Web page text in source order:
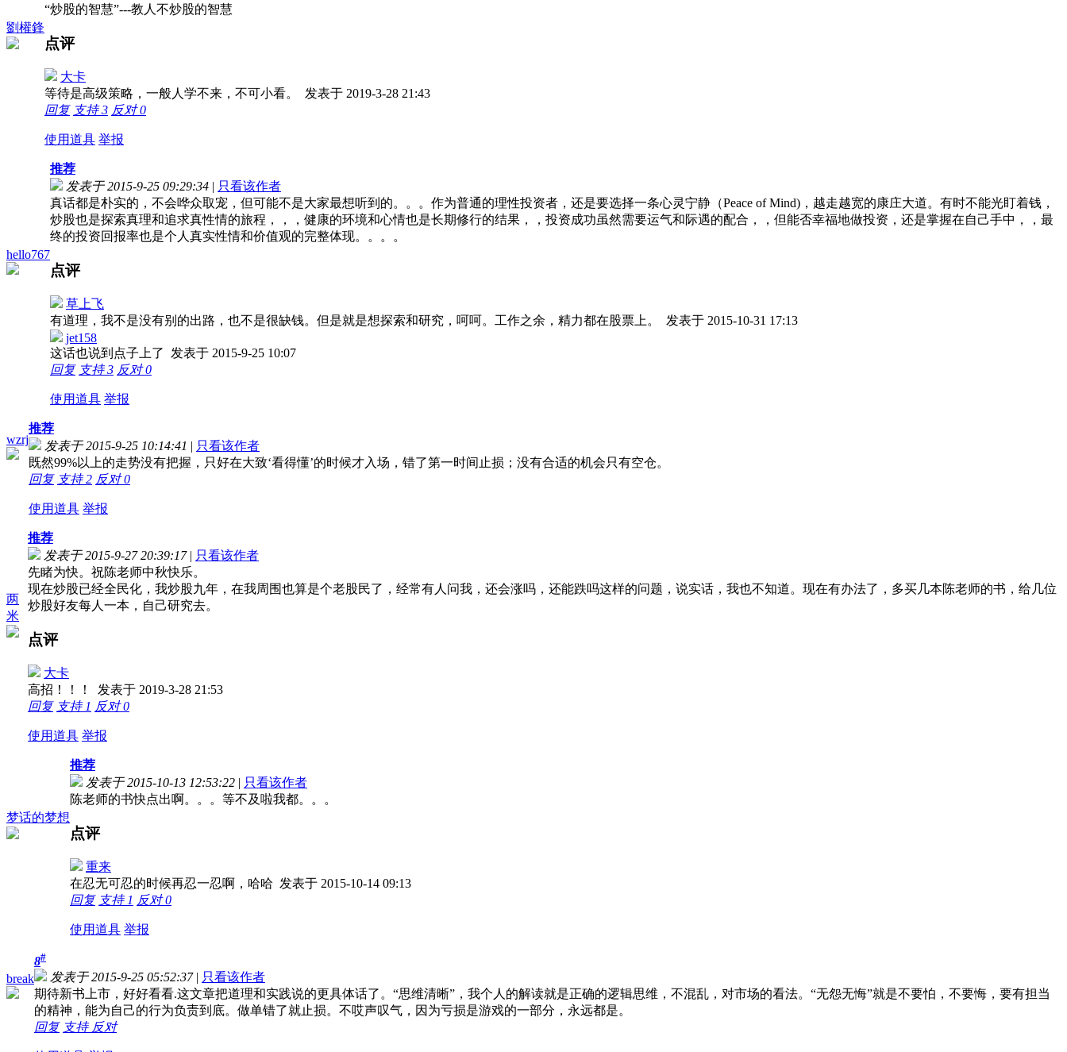
劉權鋒
“炒股的智慧”---教人不炒股的智慧
点评
大卡
等待是高级策略，一般人学不来，不可小看。 发表于 2019-3-28 21:43
回复 支持3 反对0
使用道具 举报
hello767
推荐
发表于 2015-9-25 09:29:34 | 只看该作者
真话都是朴实的，不会哗众取宠，但可能不是大家最想听到的。。。作为普通的理性投资者，还是要选择一条心灵宁静（Peace of Mind)，越走越宽的康庄大道。有时不能光盯着钱，
炒股也是探索真理和追求真性情的旅程，，，健康的环境和心情也是长期修行的结果，，投资成功虽然需要运气和际遇的配合，，但能否幸福地做投资，还是掌握在自己手中，，最
终的投资回报率也是个人真实性情和价值观的完整体现。。。。
点评
草上飞
有道理，我不是没有别的出路，也不是很缺钱。但是就是想探索和研究，呵呵。工作之余，精力都在股票上。 发表于 2015-10-31 17:13
jet158
这话也说到点子上了 发表于 2015-9-25 10:07
回复 支持3 反对0
使用道具 举报
wzrj
推荐
发表于 2015-9-25 10:14:41 | 只看该作者
既然99%以上的走势没有把握，只好在大致‘看得懂’的时候才入场，错了第一时间止损；没有合适的机会只有空仓。
回复 支持2 反对0
使用道具 举报
两
米
推荐
发表于 2015-9-27 20:39:17 | 只看该作者
先睹为快。祝陈老师中秋快乐。
现在炒股已经全民化，我炒股九年，在我周围也算是个老股民了，经常有人问我，还会涨吗，还能跌吗这样的问题，说实话，我也不知道。现在有办法了，多买几本陈老师的书，给几位
炒股好友每人一本，自己研究去。
点评
大卡
高招！！！ 发表于 2019-3-28 21:53
回复 支持 1 反对0
使用道具 举报
梦话的梦想
推荐
发表于 2015-10-13 12:53:22 | 只看该作者
陈老师的书快点出啊。。。等不及啦我都。。。
点评
重来
在忍无可忍的时候再忍一忍啊，哈哈 发表于 2015-10-14 09:13
回复 支持 1 反对0
使用道具 举报
break
8#
发表于 2015-9-25 05:52:37 | 只看该作者
期待新书上市，好好看看.这文章把道理和实践说的更具体话了。“思维清晰”，我个人的解读就是正确的逻辑思维，不混乱，对市场的看法。“无怨无悔”就是不要怕，不要悔，要有担当
的精神，能为自己的行为负责到底。做单错了就止损。不哎声叹气，因为亏损是游戏的一部分，永远都是。
回复 支持 反对